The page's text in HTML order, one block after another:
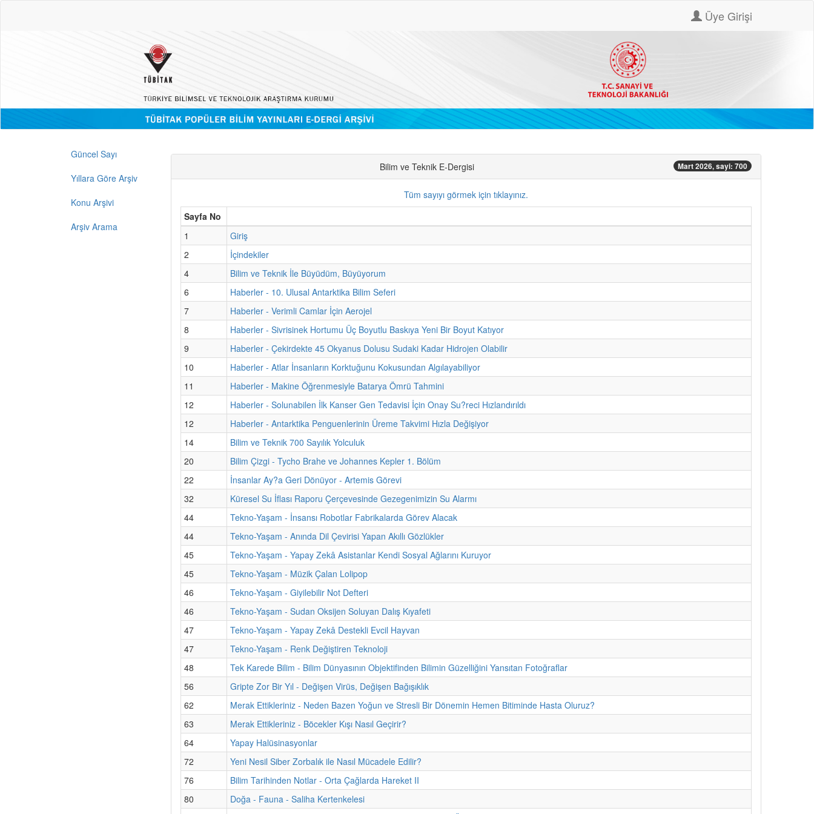
Üye Girişi
Güncel Sayı
Yıllara Göre Arşiv
Konu Arşivi
Arşiv Arama
Bilim ve Teknik E-Dergisi Mart 2026, sayi: 700
Tüm sayıyı görmek için tıklayınız.
Sayfa No
1
Giriş
2
İçindekiler
4
Bilim ve Teknik İle Büyüdüm, Büyüyorum
6
Haberler - 10. Ulusal Antarktika Bilim Seferi
7
Haberler - Verimli Camlar İçin Aerojel
8
Haberler - Sivrisinek Hortumu Üç Boyutlu Baskıya Yeni Bir Boyut Katıyor
9
Haberler - Çekirdekte 45 Okyanus Dolusu Sudaki Kadar Hidrojen Olabilir
10
Haberler - Atlar İnsanların Korktuğunu Kokusundan Algılayabiliyor
11
Haberler - Makine Öğrenmesiyle Batarya Ömrü Tahmini
12
Haberler - Solunabilen İlk Kanser Gen Tedavisi İçin Onay Su?reci Hızlandırıldı
12
Haberler - Antarktika Penguenlerinin Üreme Takvimi Hızla Değişiyor
14
Bilim ve Teknik 700 Sayılık Yolculuk
20
Bilim Çizgi - Tycho Brahe ve Johannes Kepler 1. Bölüm
22
İnsanlar Ay?a Geri Dönüyor - Artemis Görevi
32
Küresel Su İflası Raporu Çerçevesinde Gezegenimizin Su Alarmı
44
Tekno-Yaşam - İnsansı Robotlar Fabrikalarda Görev Alacak
44
Tekno-Yaşam - Anında Dil Çevirisi Yapan Akıllı Gözlükler
45
Tekno-Yaşam - Yapay Zekâ Asistanlar Kendi Sosyal Ağlarını Kuruyor
45
Tekno-Yaşam - Müzik Çalan Lolipop
46
Tekno-Yaşam - Giyilebilir Not Defteri
46
Tekno-Yaşam - Sudan Oksijen Soluyan Dalış Kıyafeti
47
Tekno-Yaşam - Yapay Zekâ Destekli Evcil Hayvan
47
Tekno-Yaşam - Renk Değiştiren Teknoloji
48
Tek Karede Bilim - Bilim Dünyasının Objektifinden Bilimin Güzelliğini Yansıtan Fotoğraflar
56
Gripte Zor Bir Yıl - Değişen Virüs, Değişen Bağışıklık
62
Merak Ettikleriniz - Neden Bazen Yoğun ve Stresli Bir Dönemin Hemen Bitiminde Hasta Oluruz?
63
Merak Ettikleriniz - Böcekler Kışı Nasıl Geçirir?
64
Yapay Halüsinasyonlar
72
Yeni Nesil Siber Zorbalık ile Nasıl Mücadele Edilir?
76
Bilim Tarihinden Notlar - Orta Çağlarda Hareket II
80
Doğa - Fauna - Saliha Kertenkelesi